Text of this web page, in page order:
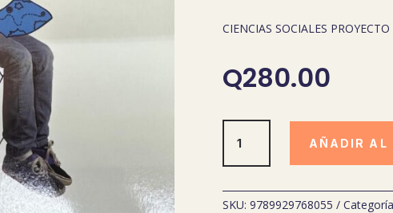
CIENCIAS SOCIALES
Q280.00
SOCIALES
PROYECTO
4
AÑADIR AL
SKU: 9789929768055